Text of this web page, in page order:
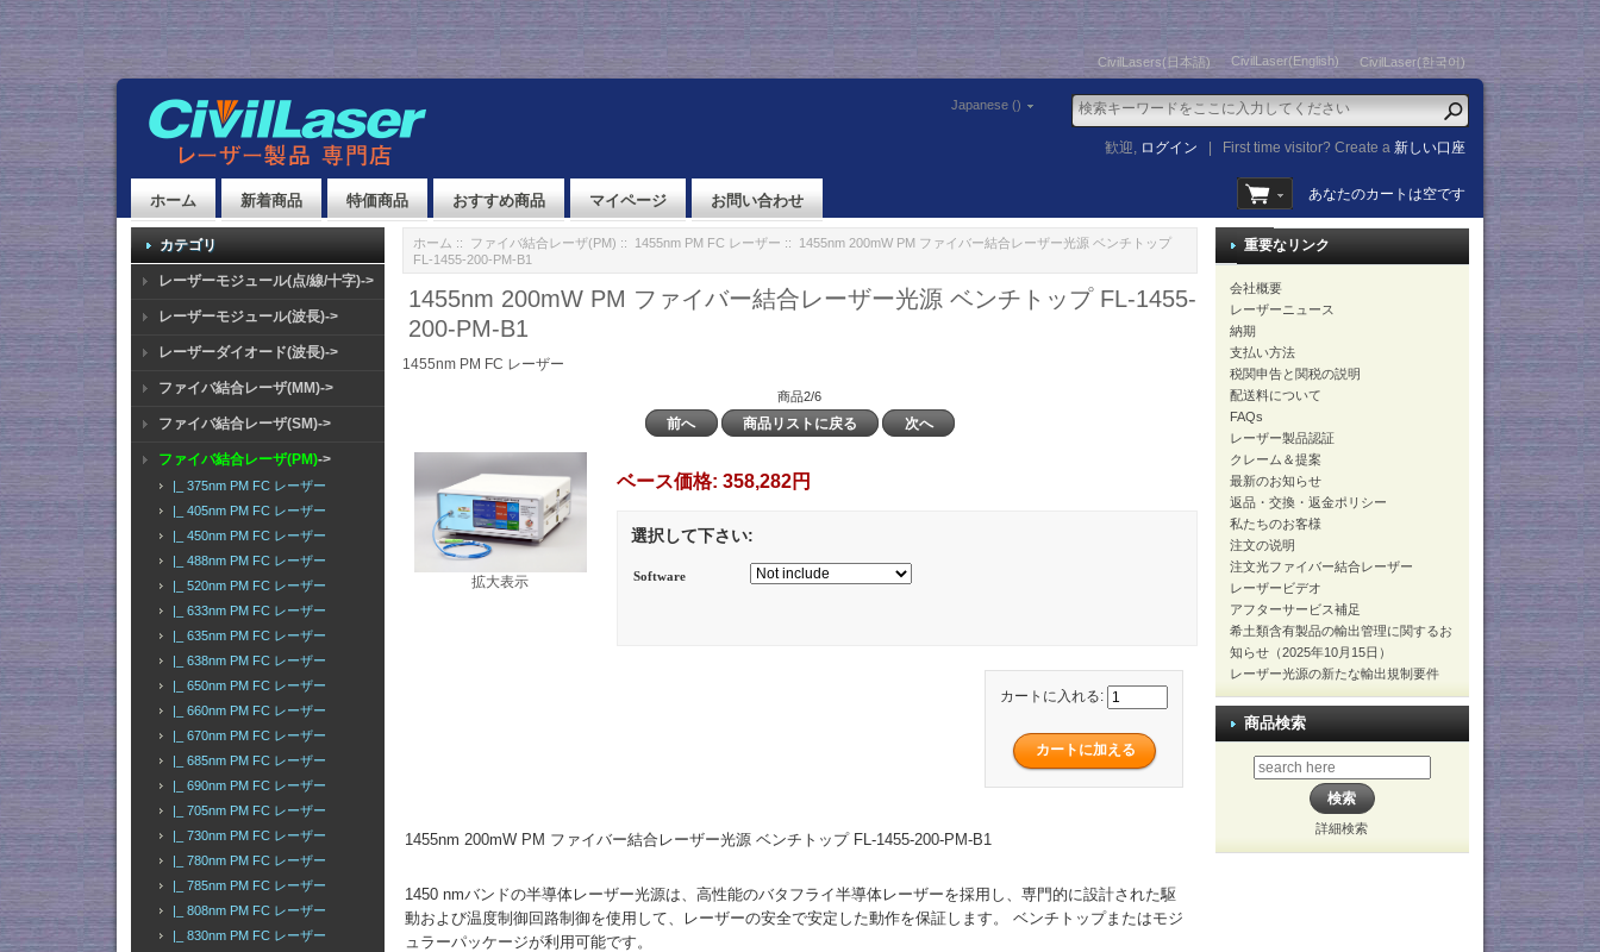
CivilLasers(日本語) CivilLaser(English) CivilLaser(한국어)
Japanese ()
歓迎, ログイン First time visitor? Create a新しい口座
ホーム 新着商品 特価商品 おすすめ商品 マイページ お問い合わせ あなたのカートは空です
カテゴリ
レーザーモジュール(点/線/十字)->
レーザーモジュール(波長)->
レーザーダイオード(波長)->
ファイバ結合レーザ(MM)->
ファイバ結合レーザ(SM)->
ファイバ結合レーザ(PM)->
|_ 375nm PM FC レーザー
|_ 405nm PM FC レーザー
|_ 450nm PM FC レーザー
|_ 488nm PM FC レーザー
|_ 520nm PM FC レーザー
|_ 633nm PM FC レーザー
|_ 635nm PM FC レーザー
|_ 638nm PM FC レーザー
|_ 650nm PM FC レーザー
|_ 660nm PM FC レーザー
|_ 670nm PM FC レーザー
|_ 685nm PM FC レーザー
|_ 690nm PM FC レーザー
|_ 705nm PM FC レーザー
|_ 730nm PM FC レーザー
|_ 780nm PM FC レーザー
|_ 785nm PM FC レーザー
|_ 808nm PM FC レーザー
|_ 830nm PM FC レーザー
ホーム :: ファイバ結合レーザ(PM) :: 1455nm PM FC レーザー :: 1455nm 200mW PM ファイバー結合レーザー光源 ベンチトップ
FL-1455-200-PM-B1
1455nm 200mW PM ファイバー結合レーザー光源 ベンチトップ FL-1455-
200-PM-B1
1455nm PM FC レーザー
商品2/6
前へ 商品リストに戻る 次へ
拡大表示
ベース価格: 358,282円
選択して下さい:
Software
カートに入れる:
1455nm 200mW PM ファイバー結合レーザー光源 ベンチトップ FL-1455-200-PM-B1
1450 nmバンドの半導体レーザー光源は、高性能のバタフライ半導体レーザーを採用し、専門的に設計された駆
動および温度制御回路制御を使用して、レーザーの安全で安定した動作を保証します。 ベンチトップまたはモジ
ュラーパッケージが利用可能です。
重要なリンク
会社概要
レーザーニュース
納期
支払い方法
税関申告と関税の説明
配送料について
FAQs
レーザー製品認証
クレーム＆提案
最新のお知らせ
返品・交換・返金ポリシー
私たちのお客様
注文の说明
注文光ファイバー結合レーザー
レーザービデオ
アフターサービス補足
希土類含有製品の輸出管理に関するお
知らせ（2025年10月15日）
レーザー光源の新たな輸出規制要件
商品検索
詳細検索